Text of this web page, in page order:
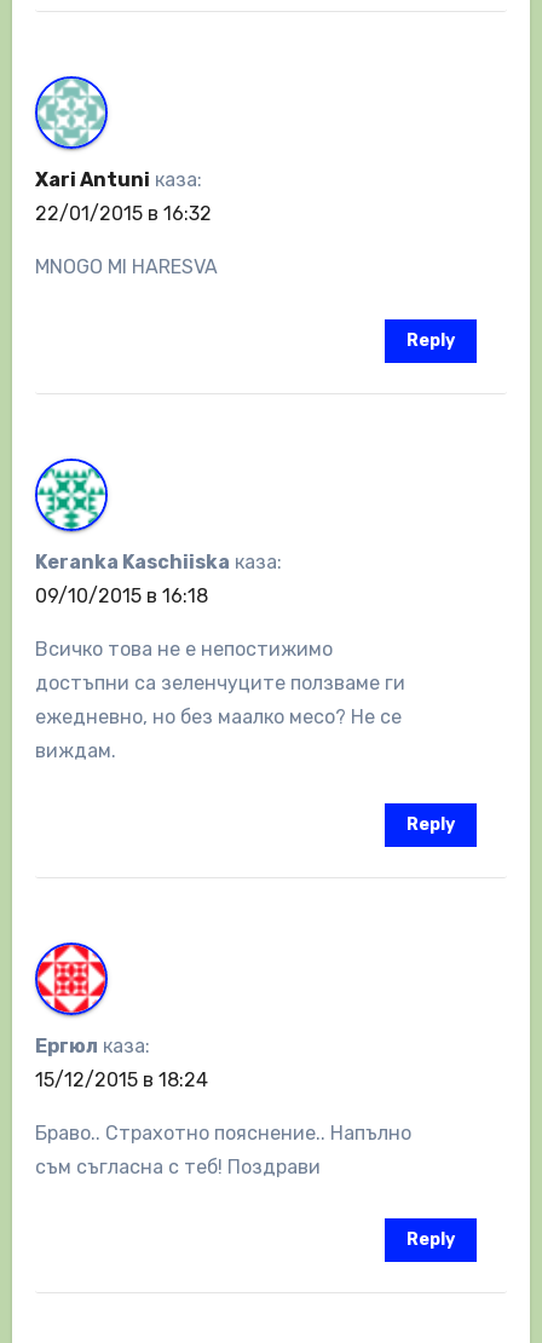
Xari Antuni каза:
22/01/2015 в 16:32
MNOGO MI HARESVA
Reply
Keranka Kaschiiska каза:
09/10/2015 в 16:18
Всичко това не е непостижимо
достъпни са зеленчуците ползваме ги
ежедневно, но без маалко месо? Не се
виждам.
Reply
Ергюл каза:
15/12/2015 в 18:24
Браво.. Страхотно пояснение.. Напълно
съм съгласна с теб! Поздрави
Reply